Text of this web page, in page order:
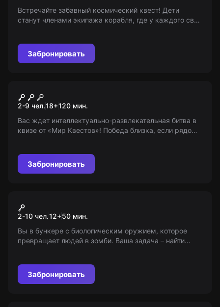
Встречайте забавный космический квест! Дети
станут членами экипажа корабля, где у каждого свое
организацию несет 'Мир Квестов')
Забронировать
Квиз, плиз!
2-9 чел.18+120 мин.
Вас ждет интеллектуально-развлекательная битва в
квизе от «Мир Квестов»! Победа близка, если рядом
Забронировать
Зомби-ночь
2-10 чел.12+50 мин.
Вы в бункере с биологическим оружием, которое
превращает людей в зомби. Ваша задача – найти
Забронировать